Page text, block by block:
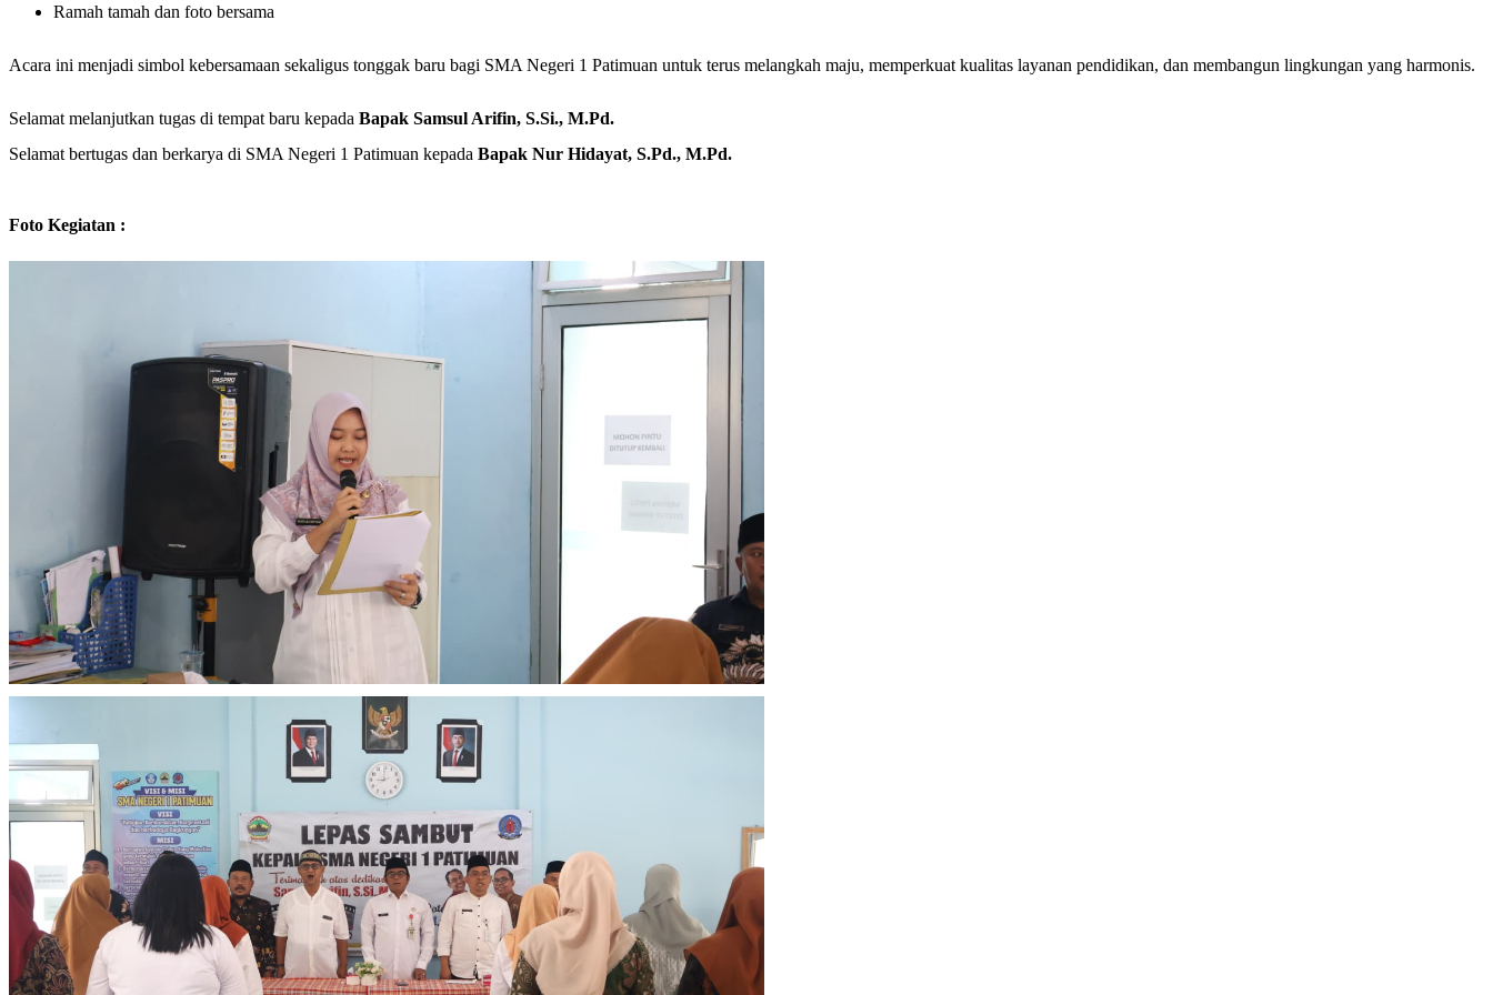
Ramah tamah dan foto bersama
Acara ini menjadi simbol kebersamaan sekaligus tonggak baru bagi SMA Negeri 1 Patimuan untuk terus melangkah maju, memperkuat kualitas layanan pendidikan, dan membangun lingkungan yang harmonis.
Selamat melanjutkan tugas di tempat baru kepada Bapak Samsul Arifin, S.Si., M.Pd.
Selamat bertugas dan berkarya di SMA Negeri 1 Patimuan kepada Bapak Nur Hidayat, S.Pd., M.Pd.
Foto Kegiatan :